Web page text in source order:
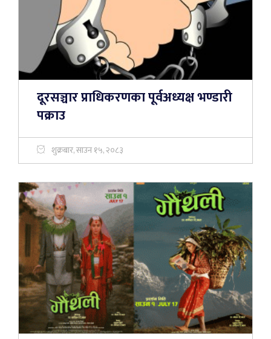
दूरसञ्चार प्राधिकरणका पूर्वअध्यक्ष भण्डारी
पक्राउ
शुक्रबार, साउन १५, २०८३